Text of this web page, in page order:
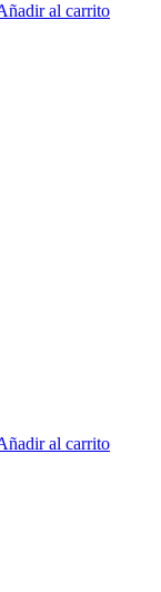
al carrito
al carrito